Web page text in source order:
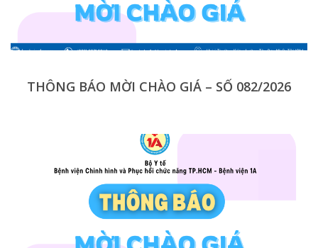
THÔNG BÁO MỜI CHÀO GIÁ – SỐ 082/2026